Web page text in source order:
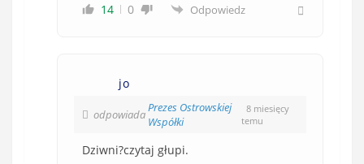
14 0 Odpowiedz
jo
odpowiadaPrezes Ostrowskiej
Współki
8 miesięcy
temu
Dziwni?czytaj głupi.